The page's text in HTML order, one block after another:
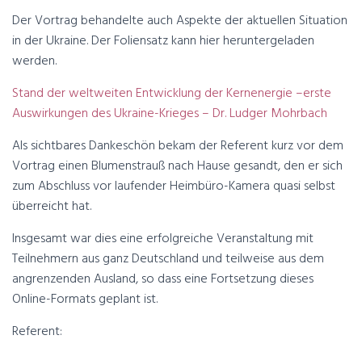
Der Vortrag behandelte auch Aspekte der aktuellen Situation
in der Ukraine. Der Foliensatz kann hier heruntergeladen
werden.
Stand der weltweiten Entwicklung der Kernenergie –erste
Auswirkungen des Ukraine-Krieges – Dr. Ludger Mohrbach
Als sichtbares Dankeschön bekam der Referent kurz vor dem
Vortrag einen Blumenstrauß nach Hause gesandt, den er sich
zum Abschluss vor laufender Heimbüro-Kamera quasi selbst
überreicht hat.
Insgesamt war dies eine erfolgreiche Veranstaltung mit
Teilnehmern aus ganz Deutschland und teilweise aus dem
angrenzenden Ausland, so dass eine Fortsetzung dieses
Online-Formats geplant ist.
Referent: